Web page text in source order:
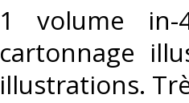
‎1 volume in-
cartonnage
illustrations.